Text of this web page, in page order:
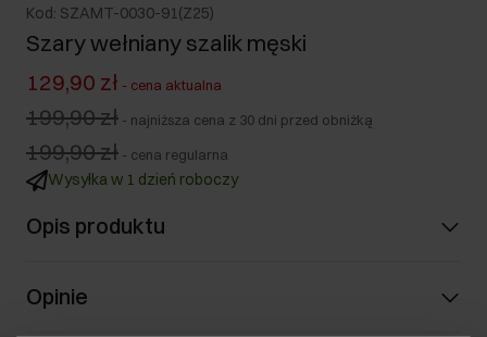
Kod: SZAMT-0030-91(Z25)
Szary wełniany szalik męski
129,90 zł - cena aktualna
199,90 zł - najniższa cena z 30 dni przed obniżką
199,90 zł - cena regularna
Wysyłka w 1 dzień roboczy
Opis produktu
Opinie